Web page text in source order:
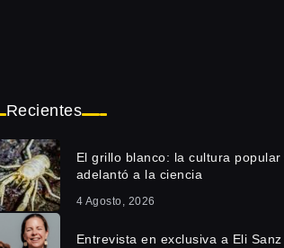
Recientes
El grillo blanco: la cultura
adelantó a la ciencia
4 Agosto, 2026
Entrevista en exclusiva a Eli Sanz